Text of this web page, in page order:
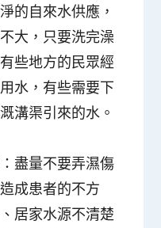
的自來水供應，
大，只要洗完澡
些地方的民眾經
水，有些需要下
溝渠引來的水。
盡量不要弄濕傷
成患者的不方
居家水源不清楚